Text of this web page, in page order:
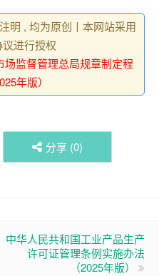
明 , 均为原创丨本网站采用
议进行授权
场监督管理总局规章制定程
年版）
分享 (0)
中华人民共和国工业产品生产
许可证管理条例实施办法
（2025年版）